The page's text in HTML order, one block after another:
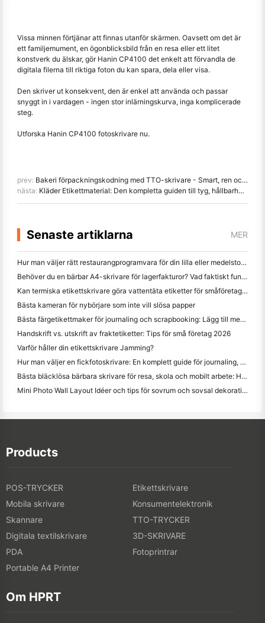
Vissa minnen förtjänar att finnas utanför skärmen. Oavsett om det är
ett familjemument, en ögonblicksbild från en resa eller ett litet
konstverk du älskar, gör Hanin CP4100 det enkelt att förvandla de
digitala filerna till riktiga foton du kan spara, dela eller visa.
Den skriver ut konsekvent, den är enkel att använda och passar
snyggt in i vardagen - ingen stor inlärningskurva, inga komplicerade
steg.
Utforska Hanin CP4100 fotoskrivare nu.
prev: Bakeri förpackningskodning med TTO-skrivare - Smart, ren och tillförlitlig
nästa: Kläder Etikettmaterial: Den kompletta guiden till tyg, hållbarhet och tillämpning
Senaste artiklarna MER
Hur man väljer rätt restaurangprogramvara för din lilla eller medelstora restaurang
Behöver du en bärbar A4-skrivare för lagerfakturor? Vad faktiskt fungerar
Kan termiska etikettskrivare göra vattentäta etiketter för småföretagsprodukter?
Bästa kameran för nybörjare som inte vill slösa papper
Bästa färgetikettmaker för journaling och scrapbooking: Lägg till mer färg på varje sida
Handskrift vs. utskrift av fraktetiketter: Tips för små företag 2026
Varför håller din etikettskrivare Jamming?
Hur man väljer en fickfotoskrivare: En komplett guide för journaling, resor och iPhone-användare
Bästa bläcklösa bärbara skrivare för resa, skola och mobilt arbete: Hanin MT620 Pro Review
Mini Photo Wall Layout Idéer och tips för sovrum och sovsal dekoration
Products
POS-TRYCKER
Etikettskrivare
Mobila skrivare
Konsumentelektronik
Skannare
TTO-TRYCKER
Digitala textilskrivare
3D-SKRIVARE
PDA
Fotoprintrar
Portable A4 Printer
Om HPRT